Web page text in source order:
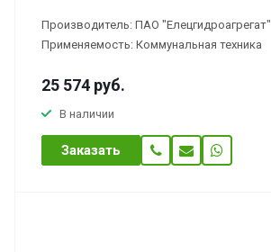
Производитель: ПАО "Елецгидроагрегат"
Применяемость: Коммунальная техника
25 574 руб.
В наличии
Заказать